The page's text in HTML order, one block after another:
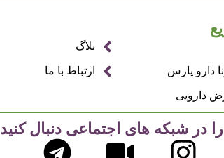
دارو پارس
دارویی
بلاگ
ارتباط با ما
در شبکه های اجتماعی دنبال کنید